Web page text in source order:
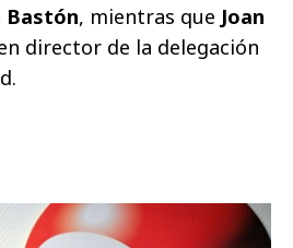
Bastón, mientras que Joan
director de la delegación